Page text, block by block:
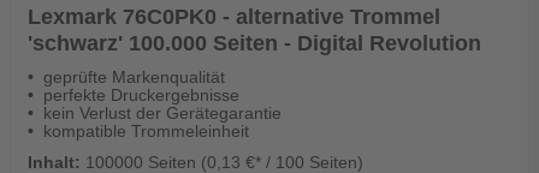
Lexmark 76C0PK0 - alternative Trommel
'schwarz' 100.000 Seiten - Digital Revolution
geprüfte Markenqualität
perfekte Druckergebnisse
kein Verlust der Gerätegarantie
kompatible Trommeleinheit
Inhalt: 100000 Seiten (0,13 €* / 100 Seiten)